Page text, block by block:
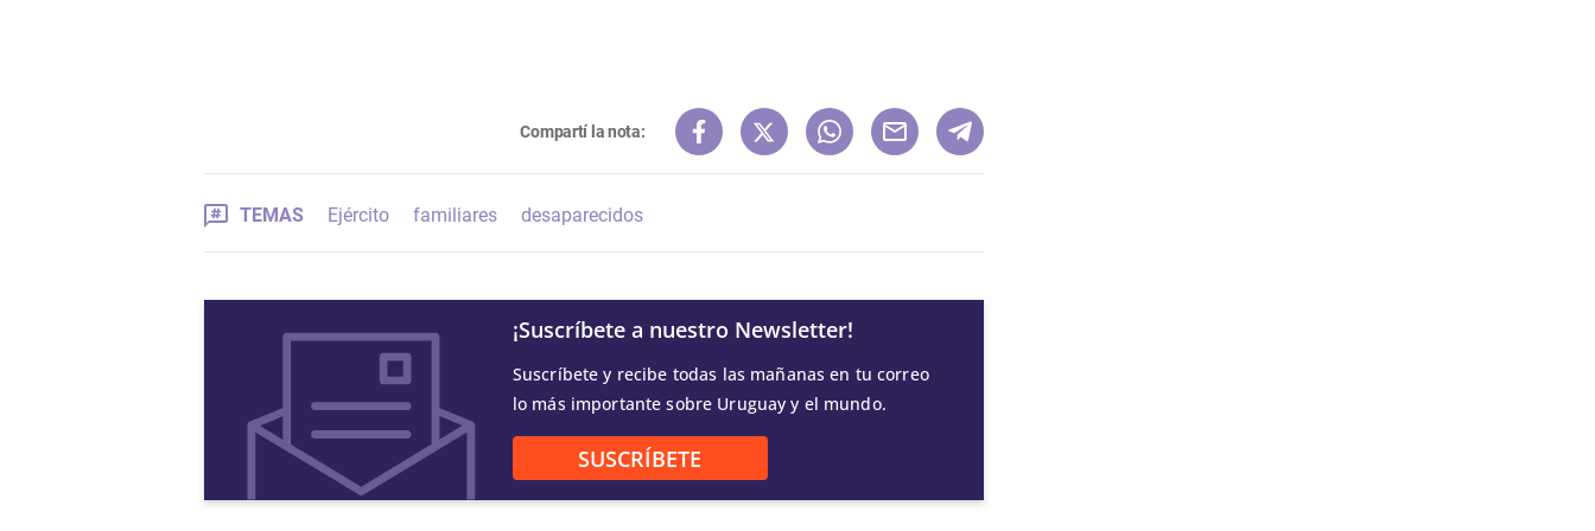
Compartí la nota:
TEMAS Ejército familiares desaparecidos
¡Suscríbete a nuestro Newsletter!
Suscríbete y recibe todas las mañanas en tu correo
lo más importante sobre Uruguay y el mundo.
SUSCRÍBETE